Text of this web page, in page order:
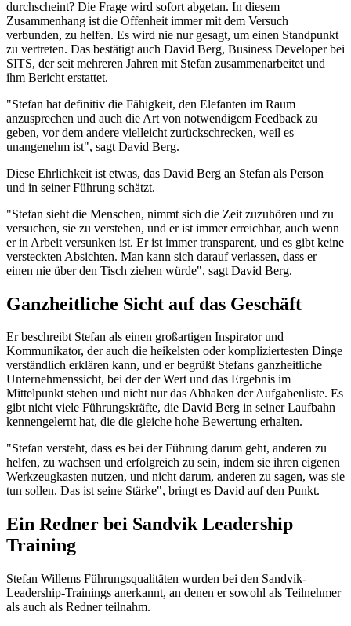
durchscheint? Die Frage wird sofort abgetan. In diesem
Zusammenhang ist die Offenheit immer mit dem Versuch
verbunden, zu helfen. Es wird nie nur gesagt, um einen Standpunkt
zu vertreten. Das bestätigt auch David Berg, Business Developer bei
SITS, der seit mehreren Jahren mit Stefan zusammenarbeitet und
ihm Bericht erstattet.
"Stefan hat definitiv die Fähigkeit, den Elefanten im Raum
anzusprechen und auch die Art von notwendigem Feedback zu
geben, vor dem andere vielleicht zurückschrecken, weil es
unangenehm ist", sagt David Berg.
Diese Ehrlichkeit ist etwas, das David Berg an Stefan als Person
und in seiner Führung schätzt.
"Stefan sieht die Menschen, nimmt sich die Zeit zuzuhören und zu
versuchen, sie zu verstehen, und er ist immer erreichbar, auch wenn
er in Arbeit versunken ist. Er ist immer transparent, und es gibt keine
versteckten Absichten. Man kann sich darauf verlassen, dass er
einen nie über den Tisch ziehen würde", sagt David Berg.
Ganzheitliche Sicht auf das Geschäft
Er beschreibt Stefan als einen großartigen Inspirator und
Kommunikator, der auch die heikelsten oder kompliziertesten Dinge
verständlich erklären kann, und er begrüßt Stefans ganzheitliche
Unternehmenssicht, bei der der Wert und das Ergebnis im
Mittelpunkt stehen und nicht nur das Abhaken der Aufgabenliste. Es
gibt nicht viele Führungskräfte, die David Berg in seiner Laufbahn
kennengelernt hat, die die gleiche hohe Bewertung erhalten.
"Stefan versteht, dass es bei der Führung darum geht, anderen zu
helfen, zu wachsen und erfolgreich zu sein, indem sie ihren eigenen
Werkzeugkasten nutzen, und nicht darum, anderen zu sagen, was sie
tun sollen. Das ist seine Stärke", bringt es David auf den Punkt.
Ein Redner bei Sandvik Leadership
Training
Stefan Willems Führungsqualitäten wurden bei den Sandvik-
Leadership-Trainings anerkannt, an denen er sowohl als Teilnehmer
als auch als Redner teilnahm.